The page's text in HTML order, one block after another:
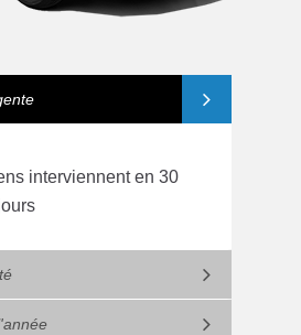
interviennent en 30